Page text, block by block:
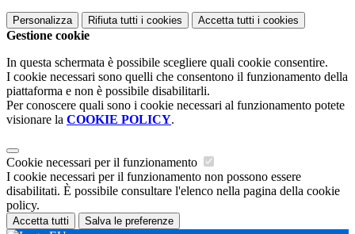
Personalizza Rifiuta tutti i cookies Accetta tutti i cookies
Gestione cookie
In questa schermata è possibile scegliere quali cookie consentire.
I cookie necessari sono quelli che consentono il funzionamento della
piattaforma e non è possibile disabilitarli.
Per conoscere quali sono i cookie necessari al funzionamento potete
visionare la COOKIE POLICY.
Cookie necessari per il funzionamento
I cookie necessari per il funzionamento non possono essere
disabilitati. È possibile consultare l'elenco nella pagina della cookie
policy.
Accetta tutti Salva le preferenze